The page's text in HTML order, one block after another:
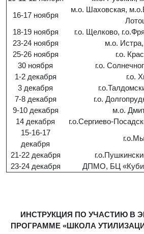
16-17 ноября
м.о. Шаховская,
18-19 ноября
г.о. Щелково,
23-24 ноября
м.о.
25-26 ноября
г.о.
30 ноября
г.о.
1-2 декабря
г.о.
3 декабря
7-8 декабря
г.о.
9-10 декабря
м.о.
14 декабря
г.о.Сергиево-
15-16-17
декабря
21-22 декабря
23-24 декабря
ДПМО, БЦ
ИНСТРУКЦИЯ ПО УЧАСТИЮ В
ПРОГРАММЕ «ШКОЛА